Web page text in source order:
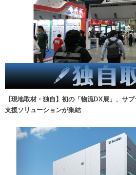
【現地取材・独自】初の「物流DX展」、サ
支援ソリューションが集結